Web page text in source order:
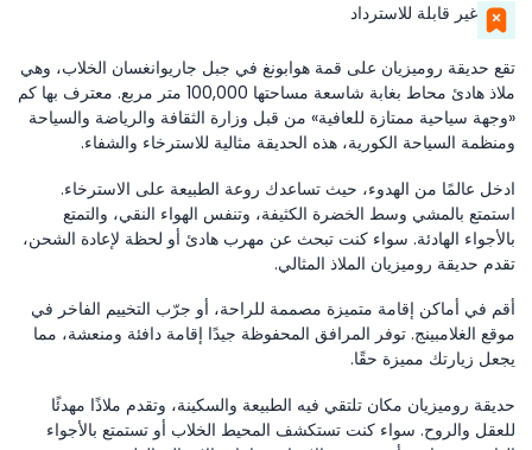
غير قابلة للاسترداد
تقع حديقة روميزيان على قمة هوابونغ في جبل جاريوانغسان الخلاب، وهي
ملاذ هادئ محاط بغابة شاسعة مساحتها 100,000 متر مربع. معترف بها كم
«وجهة سياحية ممتازة للعافية» من قبل وزارة الثقافة والرياضة والسياحة
ومنظمة السياحة الكورية، هذه الحديقة مثالية للاسترخاء والشفاء.
ادخل عالمًا من الهدوء، حيث تساعدك روعة الطبيعة على الاسترخاء.
استمتع بالمشي وسط الخضرة الكثيفة، وتنفس الهواء النقي، والتمتع
بالأجواء الهادئة. سواء كنت تبحث عن مهرب هادئ أو لحظة لإعادة الشحن،
تقدم حديقة روميزيان الملاذ المثالي.
أقم في أماكن إقامة متميزة مصممة للراحة، أو جرّب التخييم الفاخر في
موقع الغلامبينج. توفر المرافق المحفوظة جيدًا إقامة دافئة ومنعشة، مما
يجعل زيارتك مميزة حقًا.
حديقة روميزيان مكان تلتقي فيه الطبيعة والسكينة، وتقدم ملاذًا مهدئًا
للعقل والروح. سواء كنت تستكشف المحيط الخلاب أو تستمتع بالأجواء